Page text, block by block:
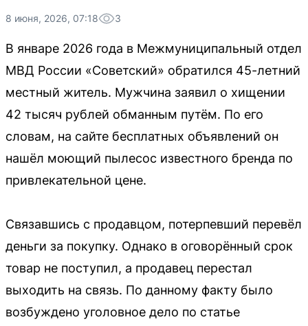
8 июня, 2026, 07:18 3
В январе 2026 года в Межмуниципальный отдел
МВД России «Советский» обратился 45-летний
местный житель. Мужчина заявил о хищении
42 тысяч рублей обманным путём. По его
словам, на сайте бесплатных объявлений он
нашёл моющий пылесос известного бренда по
привлекательной цене.
Связавшись с продавцом, потерпевший перевёл
деньги за покупку. Однако в оговорённый срок
товар не поступил, а продавец перестал
выходить на связь. По данному факту было
возбуждено уголовное дело по статье